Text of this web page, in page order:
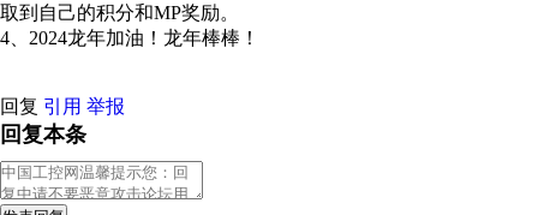
取到自己的积分和MP奖励。
4、2024龙年加油！龙年棒棒！
回复 引用 举报
回复本条